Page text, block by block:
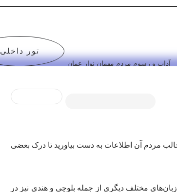
آداب و رسوم مردم مهمان نواز عمان
تور داخلی
مردم آن اطلاعات به دست بیاورید تا درک بعضی
مختلف دیگری از جمله بلوچی و هندی نیز در